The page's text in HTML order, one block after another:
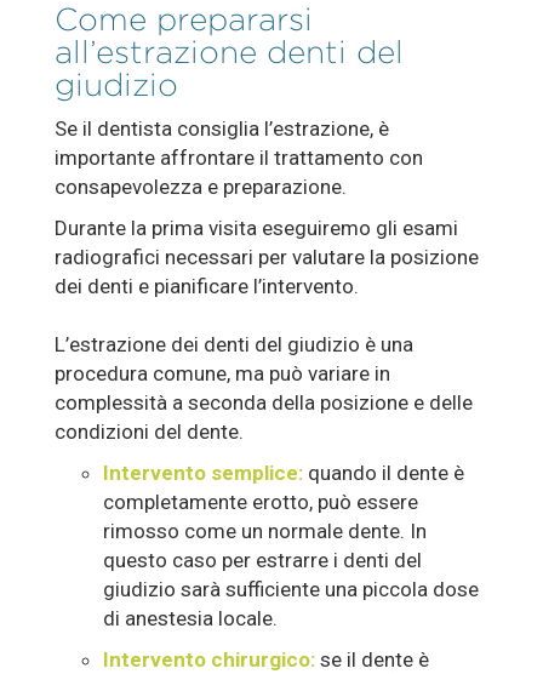
Come prepararsi
all’estrazione denti del
giudizio
Se il dentista consiglia l’estrazione, è
importante affrontare il trattamento con
consapevolezza e preparazione.
Durante la prima visita eseguiremo gli esami
radiografici necessari per valutare la posizione
dei denti e pianificare l’intervento.
L’estrazione dei denti del giudizio è una
procedura comune, ma può variare in
complessità a seconda della posizione e delle
condizioni del dente.
Intervento semplice: quando il dente è
completamente erotto, può essere
rimosso come un normale dente. In
questo caso per estrarre i denti del
giudizio sarà sufficiente una piccola dose
di anestesia locale.
Intervento chirurgico: se il dente è